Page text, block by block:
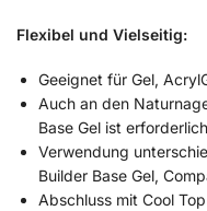
Flexibel und Vielseitig:
Geeignet für Gel,
Auch an den
Base Gel ist
Verwendung
Builder Base Gel,
Abschluss mit Cool